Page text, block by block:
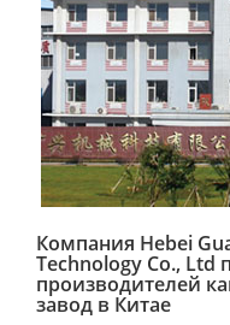
Компания Hebei
Technology Co., Ltd
производителей
завод в Китае